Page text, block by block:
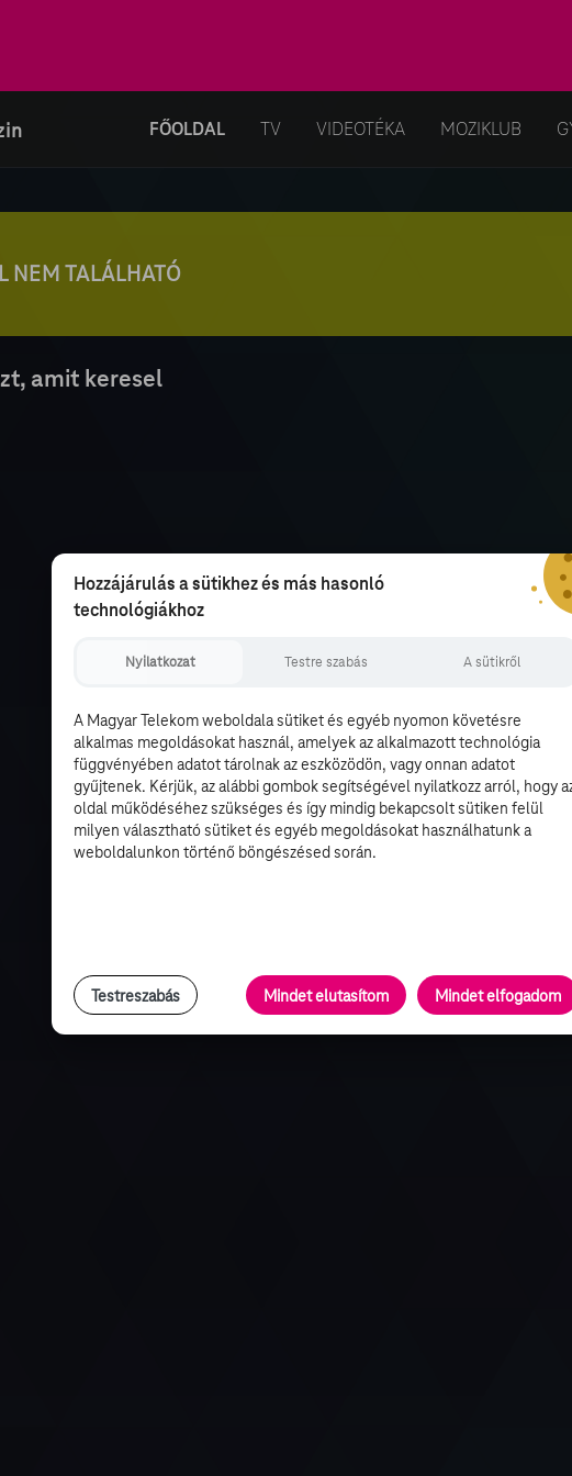
FŐOLDAL TV VIDEOTÉKA MOZIKLUB
TALÁLHATÓ
amit keresel
Hozzájárulás a sütikhez és más hasonló
technológiákhoz
Nyilatkozat Testre szabás A sütikről
A Magyar Telekom weboldala sütiket és egyéb nyomon követésre
alkalmas megoldásokat használ, amelyek az alkalmazott technológia
függvényében adatot tárolnak az eszközödön, vagy onnan adatot
gyűjtenek. Kérjük, az alábbi gombok segítségével nyilatkozz arról, hogy
oldal működéséhez szükséges és így mindig bekapcsolt sütiken felül
milyen választható sütiket és egyéb megoldásokat használhatunk a
weboldalunkon történő böngészésed során.
Testreszabás Mindet elutasítom Mindet elfogadom